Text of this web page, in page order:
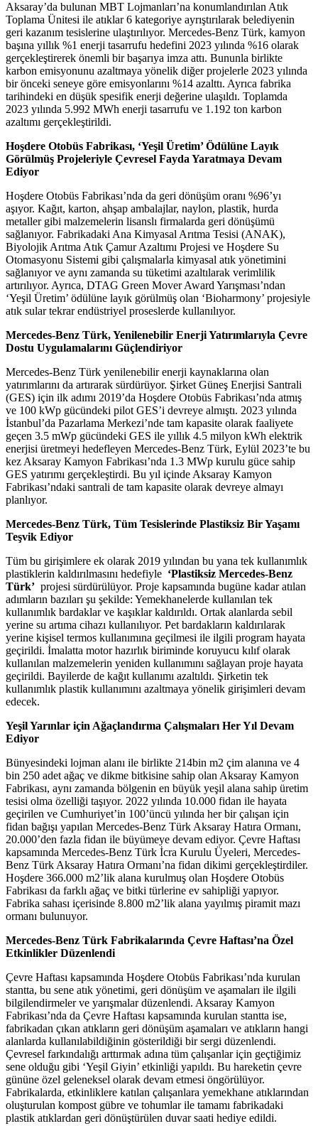
Aksaray’da bulunan MBT Lojmanları’na konumlandırılan Atık
Toplama Ünitesi ile atıklar 6 kategoriye ayrıştırılarak belediyenin
geri kazanım tesislerine ulaştırılıyor. Mercedes-Benz Türk, kamyon
başına yıllık %1 enerji tasarrufu hedefini 2023 yılında %16 olarak
gerçekleştirerek önemli bir başarıya imza attı. Bununla birlikte
karbon emisyonunu azaltmaya yönelik diğer projelerle 2023 yılında
bir önceki seneye göre emisyonlarını %14 azalttı. Ayrıca fabrika
tarihindeki en düşük spesifik enerji değerine ulaşıldı. Toplamda
2023 yılında 5.992 MWh enerji tasarrufu ve 1.192 ton karbon
azaltımı gerçekleştirildi.
Hoşdere Otobüs Fabrikası, ‘Yeşil Üretim’ Ödülüne Layık
Görülmüş Projeleriyle Çevresel Fayda Yaratmaya Devam
Ediyor
Hoşdere Otobüs Fabrikası’nda da geri dönüşüm oranı %96’yı
aşıyor. Kağıt, karton, ahşap ambalajlar, naylon, plastik, hurda
metaller gibi malzemelerin lisanslı firmalarda geri dönüşümü
sağlanıyor. Fabrikadaki Ana Kimyasal Arıtma Tesisi (ANAK),
Biyolojik Arıtma Atık Çamur Azaltımı Projesi ve Hoşdere Su
Otomasyonu Sistemi gibi çalışmalarla kimyasal atık yönetimini
sağlanıyor ve aynı zamanda su tüketimi azaltılarak verimlilik
artırılıyor. Ayrıca, DTAG Green Mover Award Yarışması’ndan
‘Yeşil Üretim’ ödülüne layık görülmüş olan ‘Bioharmony’ projesiyle
atık sular tekrar endüstriyel proseslerde kullanılıyor.
Mercedes-Benz Türk, Yenilenebilir Enerji Yatırımlarıyla Çevre
Dostu Uygulamalarını Güçlendiriyor
Mercedes-Benz Türk yenilenebilir enerji kaynaklarına olan
yatırımlarını da artırarak sürdürüyor. Şirket Güneş Enerjisi Santrali
(GES) için ilk adımı 2019’da Hoşdere Otobüs Fabrikası’nda atmış
ve 100 kWp gücündeki pilot GES’i devreye almıştı. 2023 yılında
İstanbul’da Pazarlama Merkezi’nde tam kapasite olarak faaliyete
geçen 3.5 mWp gücündeki GES ile yıllık 4.5 milyon kWh elektrik
enerjisi üretmeyi hedefleyen Mercedes-Benz Türk, Eylül 2023’te bu
kez Aksaray Kamyon Fabrikası’nda 1.3 MWp kurulu güce sahip
GES yatırımı gerçekleştirdi. Bu yıl içinde Aksaray Kamyon
Fabrikası’ndaki santrali de tam kapasite olarak devreye almayı
planlıyor.
Mercedes-Benz Türk, Tüm Tesislerinde Plastiksiz Bir Yaşamı
Teşvik Ediyor
Tüm bu girişimlere ek olarak 2019 yılından bu yana tek kullanımlık
plastiklerin kaldırılmasını hedefiyle ‘Plastiksiz Mercedes-Benz
Türk’ projesi sürdürülüyor. Proje kapsamında bugüne kadar atılan
adımların bazıları şu şekilde: Yemekhanelerde kullanılan tek
kullanımlık bardaklar ve kaşıklar kaldırıldı. Ortak alanlarda sebil
yerine su artıma cihazı kullanılıyor. Pet bardakların kaldırılarak
yerine kişisel termos kullanımına geçilmesi ile ilgili program hayata
geçirildi. İmalatta motor hazırlık biriminde koruyucu kılıf olarak
kullanılan malzemelerin yeniden kullanımını sağlayan proje hayata
geçirildi. Bayilerde de kağıt kullanımı azaltıldı. Şirketin tek
kullanımlık plastik kullanımını azaltmaya yönelik girişimleri devam
edecek.
Yeşil Yarınlar için Ağaçlandırma Çalışmaları Her Yıl Devam
Ediyor
Bünyesindeki lojman alanı ile birlikte 214bin m2 çim alanına ve 4
bin 250 adet ağaç ve dikme bitkisine sahip olan Aksaray Kamyon
Fabrikası, aynı zamanda bölgenin en büyük yeşil alana sahip üretim
tesisi olma özelliği taşıyor. 2022 yılında 10.000 fidan ile hayata
geçirilen ve Cumhuriyet’in 100’üncü yılında her bir çalışan için
fidan bağışı yapılan Mercedes-Benz Türk Aksaray Hatıra Ormanı,
20.000’den fazla fidan ile büyümeye devam ediyor. Çevre Haftası
kapsamında Mercedes-Benz Türk İcra Kurulu Üyeleri, Mercedes-
Benz Türk Aksaray Hatıra Ormanı’na fidan dikimi gerçekleştirdiler.
Hoşdere 366.000 m2’lik alana kurulmuş olan Hoşdere Otobüs
Fabrikası da farklı ağaç ve bitki türlerine ev sahipliği yapıyor.
Fabrika sahası içerisinde 8.800 m2’lik alana yayılmış piramit mazı
ormanı bulunuyor.
Mercedes-Benz Türk Fabrikalarında Çevre Haftası’na Özel
Etkinlikler Düzenlendi
Çevre Haftası kapsamında Hoşdere Otobüs Fabrikası’nda kurulan
stantta, bu sene atık yönetimi, geri dönüşüm ve aşamaları ile ilgili
bilgilendirmeler ve yarışmalar düzenlendi. Aksaray Kamyon
Fabrikası’nda da Çevre Haftası kapsamında kurulan stantta ise,
fabrikadan çıkan atıkların geri dönüşüm aşamaları ve atıkların hangi
alanlarda kullanılabildiğinin gösterildiği bir sergi düzenlendi.
Çevresel farkındalığı arttırmak adına tüm çalışanlar için geçtiğimiz
sene olduğu gibi ‘Yeşil Giyin’ etkinliği yapıldı. Bu hareketin çevre
gününe özel geleneksel olarak devam etmesi öngörülüyor.
Fabrikalarda, etkinliklere katılan çalışanlara yemekhane atıklarından
oluşturulan kompost gübre ve tohumlar ile tamamı fabrikadaki
plastik atıklardan geri dönüştürülen duvar saati hediye edildi.